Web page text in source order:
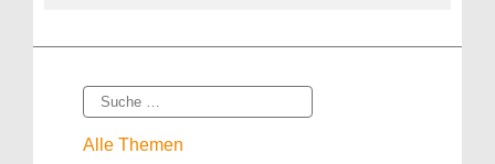
Suche
Alle Themen